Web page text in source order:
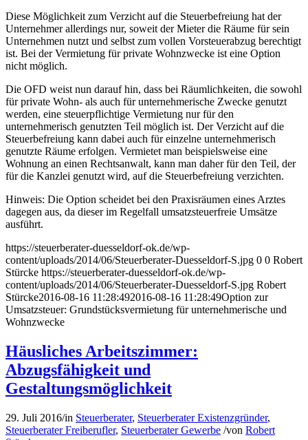
Diese Möglichkeit zum Verzicht auf die Steuerbefreiung hat der
Unternehmer allerdings nur, soweit der Mieter die Räume für sein
Unternehmen nutzt und selbst zum vollen Vorsteuerabzug berechtigt
ist. Bei der Vermietung für private Wohnzwecke ist eine Option
nicht möglich.
Die OFD weist nun darauf hin, dass bei Räumlichkeiten, die sowohl
für private Wohn- als auch für unternehmerische Zwecke genutzt
werden, eine steuerpflichtige Vermietung nur für den
unternehmerisch genutzten Teil möglich ist. Der Verzicht auf die
Steuerbefreiung kann dabei auch für einzelne unternehmerisch
genutzte Räume erfolgen. Vermietet man beispielsweise eine
Wohnung an einen Rechtsanwalt, kann man daher für den Teil, der
für die Kanzlei genutzt wird, auf die Steuerbefreiung verzichten.
Hinweis: Die Option scheidet bei den Praxisräumen eines Arztes
dagegen aus, da dieser im Regelfall umsatzsteuerfreie Umsätze
ausführt.
https://steuerberater-duesseldorf-ok.de/wp-
content/uploads/2014/06/Steuerberater-Duesseldorf-S.jpg 0 0 Robert
Stürcke https://steuerberater-duesseldorf-ok.de/wp-
content/uploads/2014/06/Steuerberater-Duesseldorf-S.jpg Robert
Stürcke2016-08-16 11:28:492016-08-16 11:28:49Option zur
Umsatzsteuer: Grundstücksvermietung für unternehmerische und
Wohnzwecke
Häusliches Arbeitszimmer:
Abzugsfähigkeit und
Gestaltungsmöglichkeit
29. Juli 2016/in Steuerberater, Steuerberater Existenzgründer,
Steuerberater Freiberufler, Steuerberater Gewerbe /von Robert